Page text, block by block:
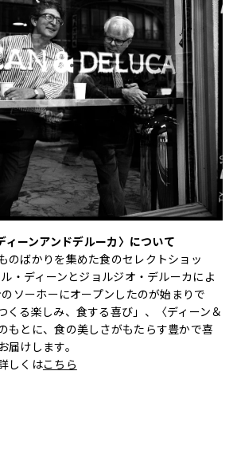
ィーンアンドデルーカ〉について
のばかりを集めた食のセレクトショッ
・ディーンとジョルジオ・デルーカによ
ソーホーにオープンしたのが始まりで
くる楽しみ、食する喜び」、〈ディーン＆
もとに、食の美しさがもたらす豊かで喜
届けします。
しくはこちら